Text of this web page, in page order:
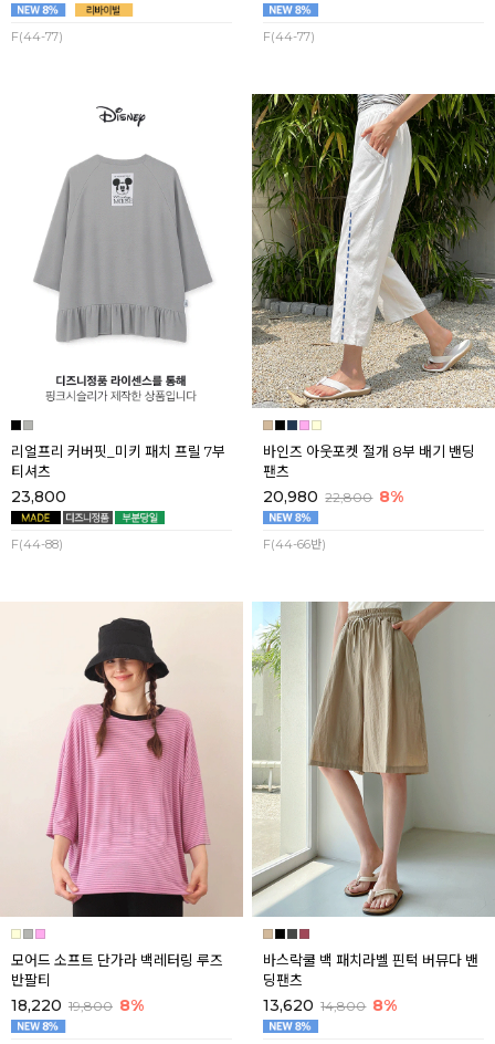
F(44-77) F(44-77)
리얼프리 커버핏_미키 패치 프릴 7부
티셔츠
23,800
F(44-88)
바인즈 아웃포켓 절개 8부 배기 밴딩
팬츠
20,980 22,800 8%
F(44-66반)
모어드 소프트 단가라 백레터링 루즈
반팔티
18,220 19,800 8%
바스락쿨 백 패치라벨 핀턱 버뮤다 밴
딩팬츠
13,620 14,800 8%